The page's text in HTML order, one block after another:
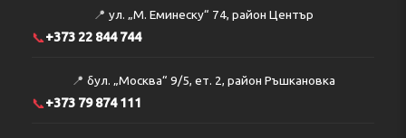
📍 ул. „М. Еминеску“ 74, район Център
📞+373 22 844 744
📍 бул. „Москва“ 9/5, ет. 2, район Ръшкановка
📞+373 79 874 111